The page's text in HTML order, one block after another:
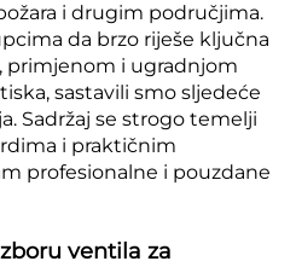
i drugim područjima.
da brzo riješe ključna
primjenom i ugradnjom
sastavili smo sljedeće
Sadržaj se strogo temelji
i praktičnim
profesionalne i pouzdane
ventila za